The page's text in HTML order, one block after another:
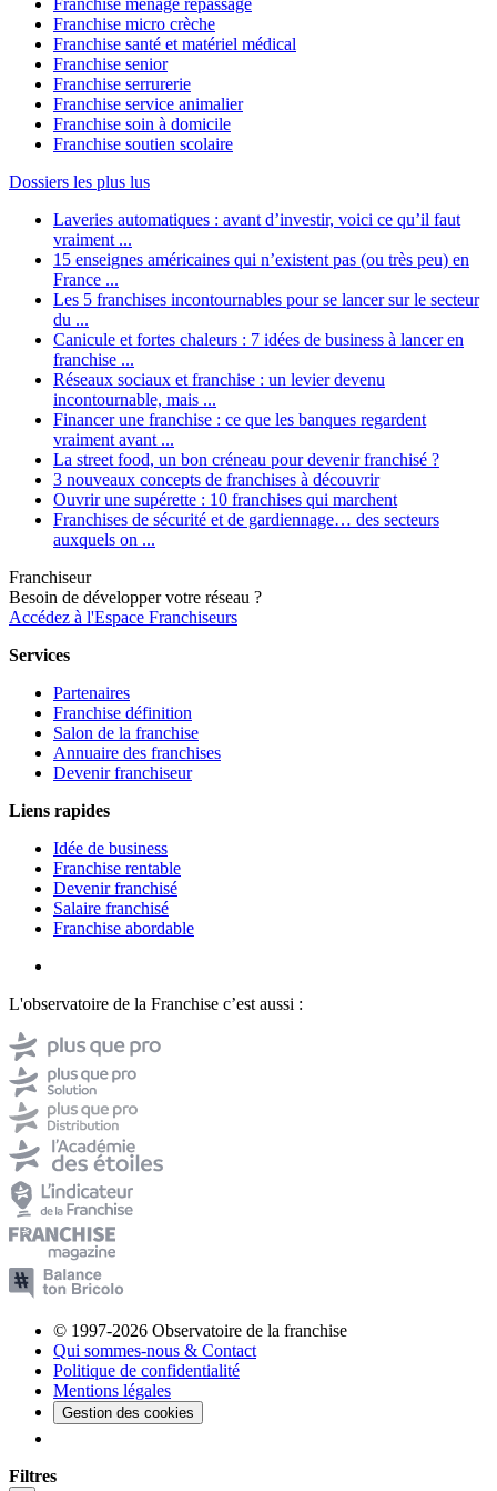
Franchise ménage repassage
Franchise micro crèche
Franchise santé et matériel médical
Franchise senior
Franchise serrurerie
Franchise service animalier
Franchise soin à domicile
Franchise soutien scolaire
Dossiers les plus lus
Laveries automatiques : avant d’investir, voici ce qu’il faut
vraiment ...
15 enseignes américaines qui n’existent pas (ou très peu) en
France ...
Les 5 franchises incontournables pour se lancer sur le secteur
du ...
Canicule et fortes chaleurs : 7 idées de business à lancer en
franchise ...
Réseaux sociaux et franchise : un levier devenu
incontournable, mais ...
Financer une franchise : ce que les banques regardent
vraiment avant ...
La street food, un bon créneau pour devenir franchisé ?
3 nouveaux concepts de franchises à découvrir
Ouvrir une supérette : 10 franchises qui marchent
Franchises de sécurité et de gardiennage… des secteurs
auxquels on ...
Franchiseur
Besoin de développer votre réseau ?
Accédez à l'Espace Franchiseurs
Services
Partenaires
Franchise définition
Salon de la franchise
Annuaire des franchises
Devenir franchiseur
Liens rapides
Idée de business
Franchise rentable
Devenir franchisé
Salaire franchisé
Franchise abordable
L'observatoire de la Franchise c’est aussi :
© 1997-2026 Observatoire de la franchise
Qui sommes-nous & Contact
Politique de confidentialité
Mentions légales
Gestion des cookies
Filtres